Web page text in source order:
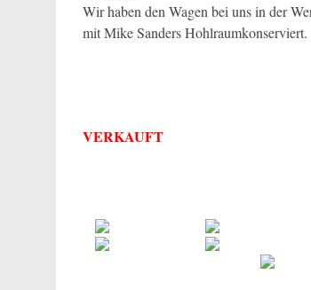
Wir haben den Wagen bei uns in der
mit Mike Sanders Hohlraumkonserviert.
VERKAUFT